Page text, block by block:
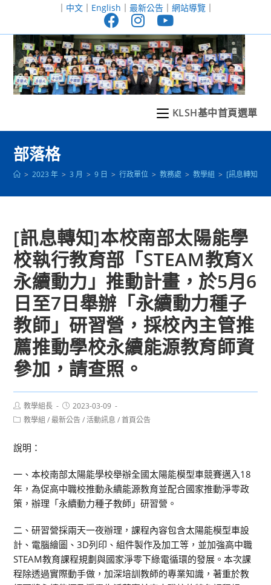
至
｜ 中文｜ English ｜ 最新公告｜ 網站導覽｜
KLSH基中首頁選單
部落格
> 2023 年 > 3 月 > 9 日 > 行政單位 > 教務處 > 教學組 > [訊息轉知]本
[訊息轉知]本校南部太陽能學
校執行教育部「STEAM教育X
永續動力」推動計畫，於5月6
日至7日舉辦「永續動力種子
教師」研習營，採校內主管推
薦推動學校永續能源教育師資
參加，請查照。
Post
author:
教學組長
Post
published:
2023-03-09
Post教學組 / 最新公告 / 活動訊息 / 首頁公告
說明：
一、本校南部太陽能學校舉辦全國太陽能模型車競賽邁入18
年，為促高中職校推動永續能源教育並配合國家推動淨零政
策，辦理「永續動力種子教師」研習營。
二、研習營採兩天一夜辦理，課程內容包含太陽能模型車設
計、電腦繪圖、3D列印、組件製作及加工等，並加強高中職
STEAM教育課程規劃與國家淨零下綠電循環的發展。本次課
程除透過實際動手做，加深培訓教師的專業知識，著重於教